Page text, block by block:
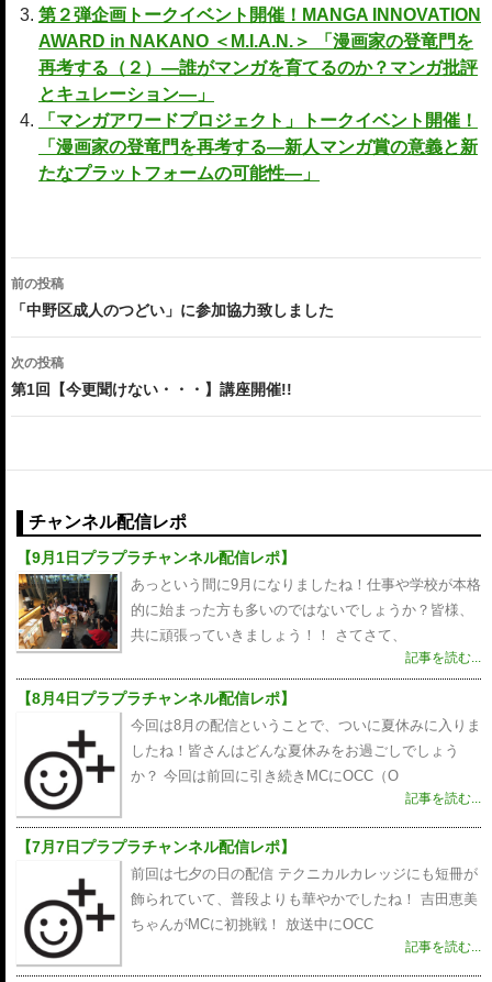
第２弾企画トークイベント開催！MANGA INNOVATION
AWARD in NAKANO ＜M.I.A.N.＞ 「漫画家の登竜門を
再考する（２）―誰がマンガを育てるのか？マンガ批評
とキュレーション―」
「マンガアワードプロジェクト」トークイベント開催！
「漫画家の登竜門を再考する―新人マンガ賞の意義と新
たなプラットフォームの可能性―」
投
稿
ナ
ビ
ー
シ
ョ
ン
前の投稿
「中野区成人のつどい」に参加協力致しました
次の投稿
第1回【今更聞けない・・・】講座開催!!
チャンネル配信レポ
【9月1日プラプラチャンネル配信レポ】
あっという間に9月になりましたね！仕事や学校が本格
的に始まった方も多いのではないでしょうか？皆様、
共に頑張っていきましょう！！ さてさて、
記事を読む...
【8月4日プラプラチャンネル配信レポ】
今回は8月の配信ということで、ついに夏休みに入りま
したね！皆さんはどんな夏休みをお過ごしでしょう
か？ 今回は前回に引き続きMCにOCC（O
記事を読む...
【7月7日プラプラチャンネル配信レポ】
前回は七夕の日の配信 テクニカルカレッジにも短冊が
飾られていて、普段よりも華やかでしたね！ 吉田恵美
ちゃんがMCに初挑戦！ 放送中にOCC
記事を読む...